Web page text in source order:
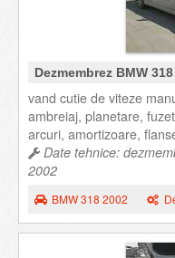
Dezmembrez BMW 318
vand cutie de viteze
ambreiaj, planetare,
arcuri, amortizoare,
Date tehnice:
2002
BMW 318 2002